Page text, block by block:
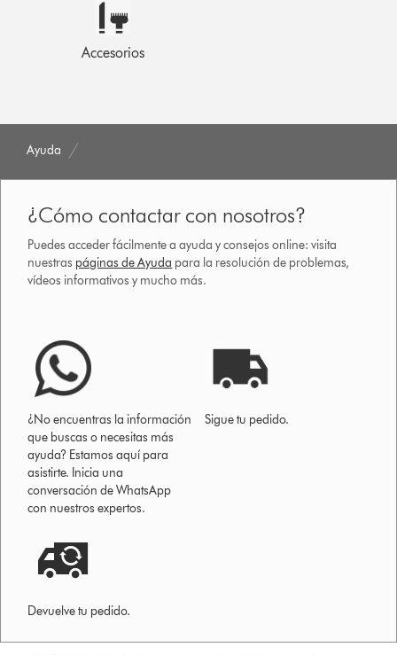
Accesorios
Ayuda
¿Cómo contactar con nosotros?
Puedes acceder fácilmente a ayuda y consejos online: visita
nuestras páginas de Ayuda para la resolución de problemas,
vídeos informativos y mucho más.
¿No encuentras la información
que buscas o necesitas más
ayuda? Estamos aquí para
asistirte. Inicia una
conversación de WhatsApp
con nuestros expertos.
Sigue tu pedido.
Devuelve tu pedido.